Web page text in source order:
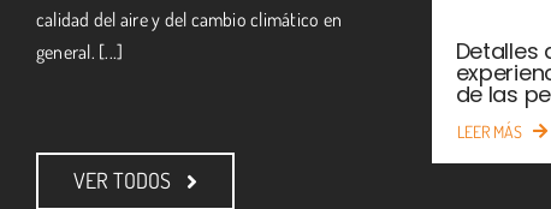
calidad del aire y del cambio climático en
general. [...]
VER TODOS
Detalles
de las
LEER MÁS